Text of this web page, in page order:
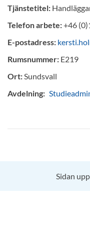
Tjänstetitel:
Telefon arbete:+46
E-postadress:
Rumsnummer: E219
Ort:Sundsvall
Avdelning:
Sidan